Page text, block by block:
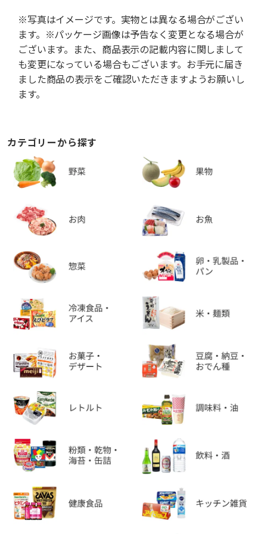
※写真はイメージです。実物とは異なる場合がござい
ます。※パッケージ画像は予告なく変更となる場合が
ございます。また、商品表示の記載内容に関しまして
も変更になっている場合もございます。お手元に届き
ました商品の表示をご確認いただきますようお願いし
ます。
カテゴリーから探す